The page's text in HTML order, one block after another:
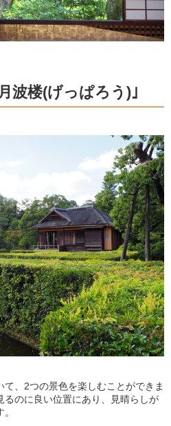
波楼(げっぱろう)｣
、2つの景色を楽しむことができま
のに良い位置にあり、見晴らしが